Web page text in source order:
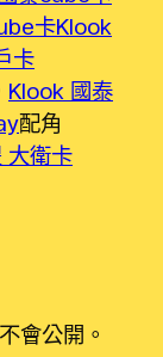
卡Klook
卡
Klook 國泰
配角
大衛卡
會公開。